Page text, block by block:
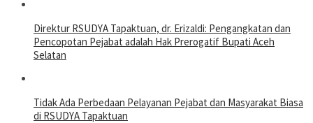
Direktur RSUDYA Tapaktuan, dr. Erizaldi: Pengangkatan dan
Pencopotan Pejabat adalah Hak Prerogatif Bupati Aceh
Selatan
Tidak Ada Perbedaan Pelayanan Pejabat dan Masyarakat Biasa
di RSUDYA Tapaktuan